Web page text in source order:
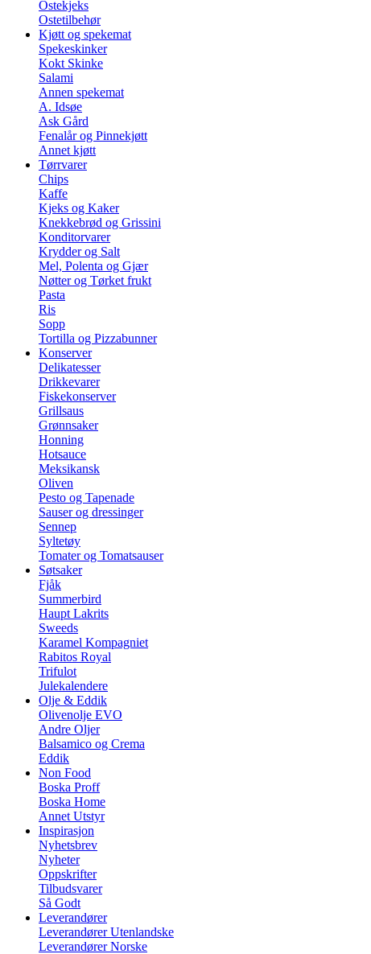
Ostekjeks
Ostetilbehør
Kjøtt og spekemat
Spekeskinker
Kokt Skinke
Salami
Annen spekemat
A. Idsøe
Ask Gård
Fenalår og Pinnekjøtt
Annet kjøtt
Tørrvarer
Chips
Kaffe
Kjeks og Kaker
Knekkebrød og Grissini
Konditorvarer
Krydder og Salt
Mel, Polenta og Gjær
Nøtter og Tørket frukt
Pasta
Ris
Sopp
Tortilla og Pizzabunner
Konserver
Delikatesser
Drikkevarer
Fiskekonserver
Grillsaus
Grønnsaker
Honning
Hotsauce
Meksikansk
Oliven
Pesto og Tapenade
Sauser og dressinger
Sennep
Syltetøy
Tomater og Tomatsauser
Søtsaker
Fjåk
Summerbird
Haupt Lakrits
Sweeds
Karamel Kompagniet
Rabitos Royal
Trifulot
Julekalendere
Olje & Eddik
Olivenolje EVO
Andre Oljer
Balsamico og Crema
Eddik
Non Food
Boska Proff
Boska Home
Annet Utstyr
Inspirasjon
Nyhetsbrev
Nyheter
Oppskrifter
Tilbudsvarer
Så Godt
Leverandører
Leverandører Utenlandske
Leverandører Norske